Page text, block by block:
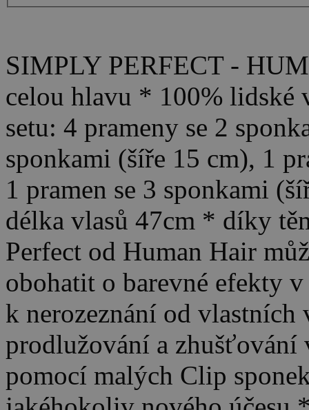
SIMPLY PERFECT -
celou hlavu * 100% lidské
setu: 4 prameny se 2
sponkami (šíře 15 cm), 1
1 pramen se 3 sponkami
délka vlasů 47cm * díky
Perfect od Human Hair
obohatit o barevné efekty
k nerozeznání od
prodlužování a zhušťování
pomocí malých Clip